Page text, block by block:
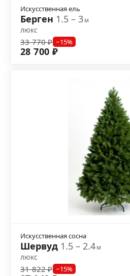
Искусственная ель
Берген 1.5 – 3м
люкс
33 770 ₽ −15%
28 700 ₽
Искусственная сосна
Шервуд 1.5 – 2.4м
люкс
31 822 ₽ −15%